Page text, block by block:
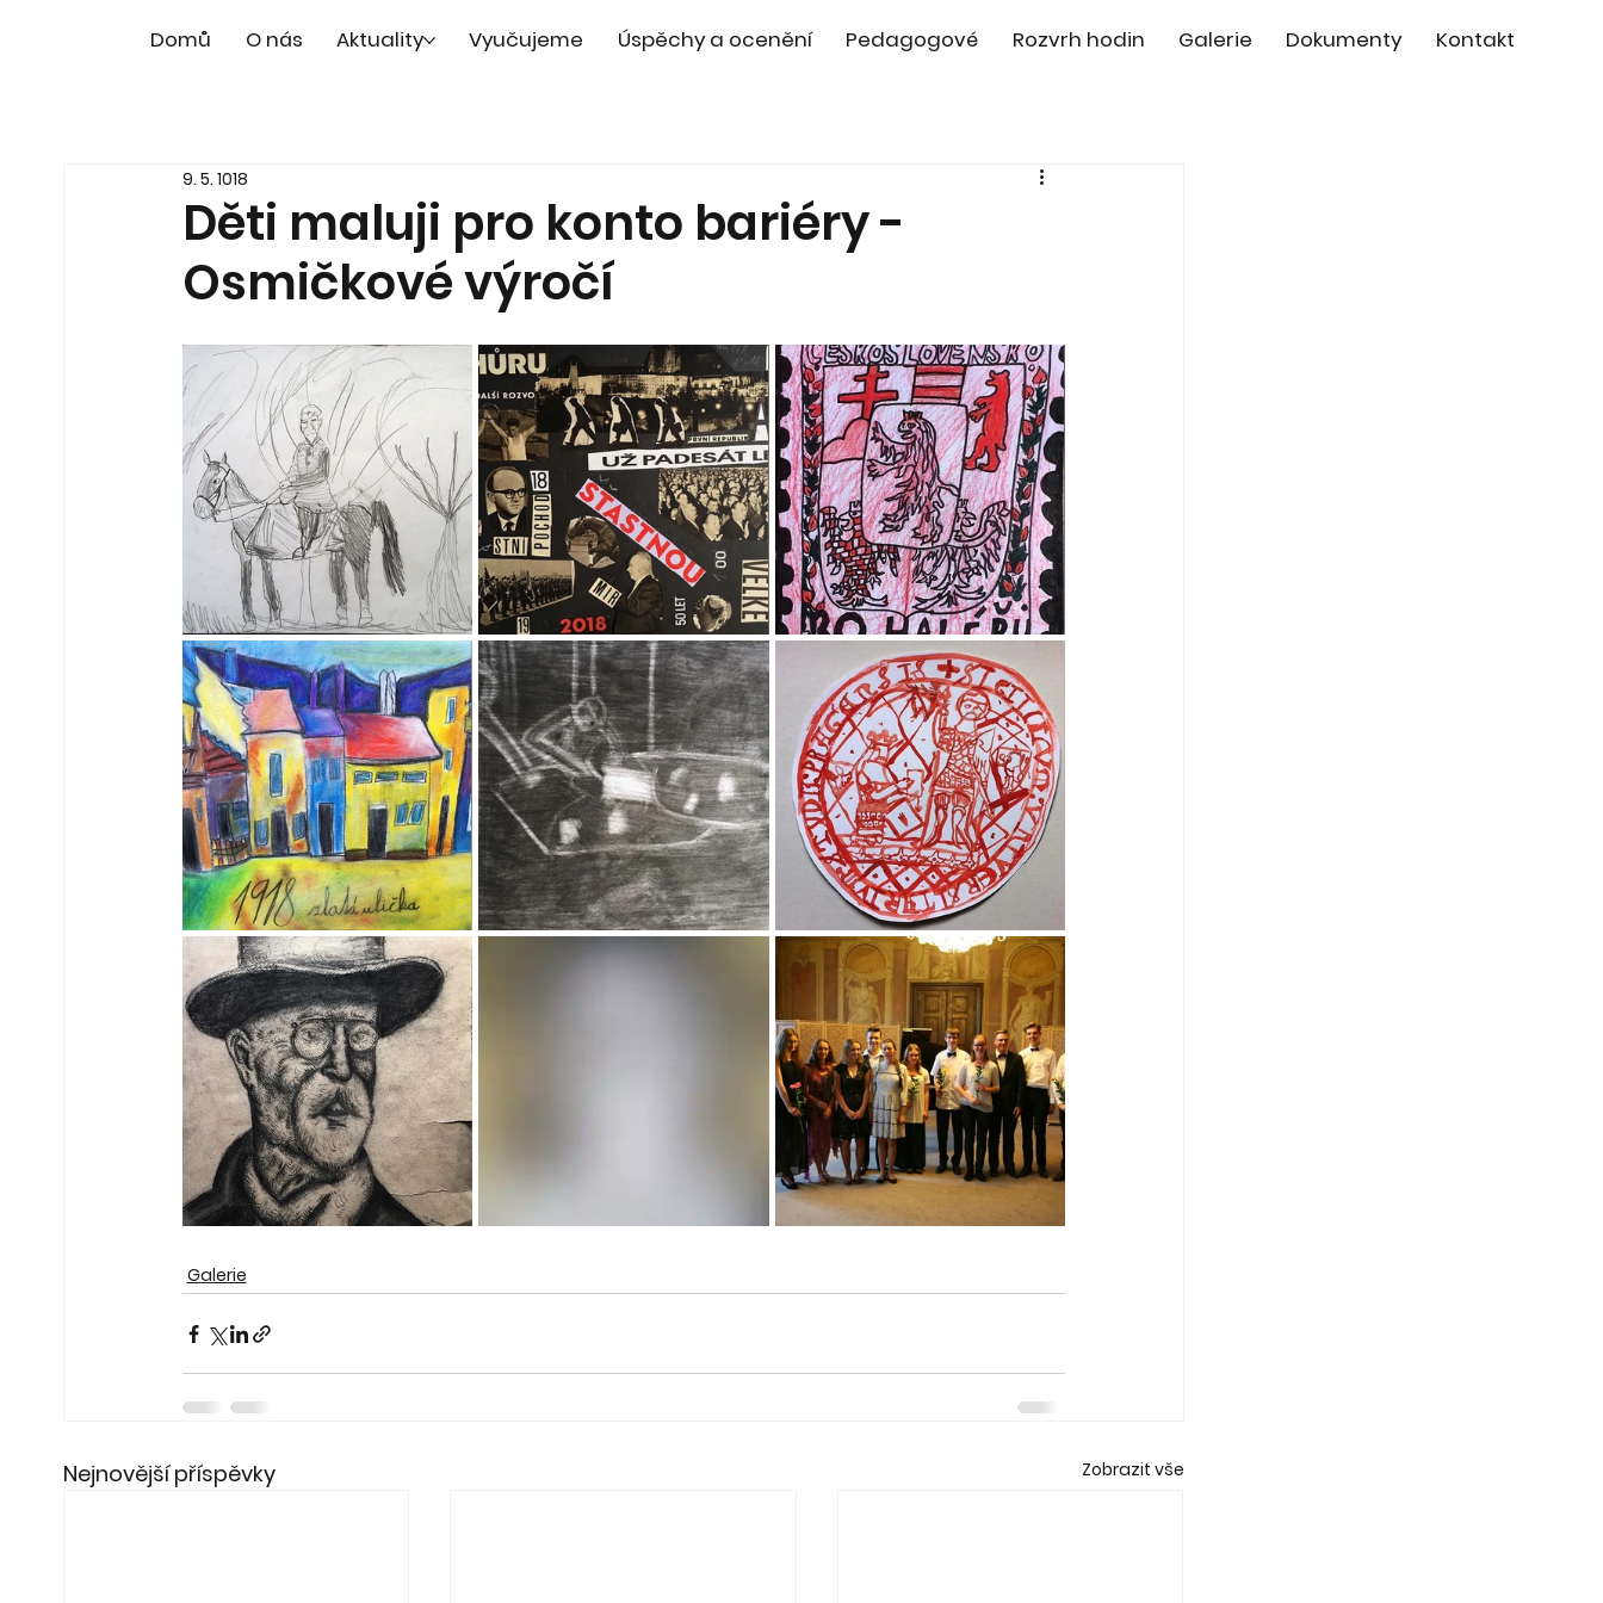
Domů O nás Aktuality Vyučujeme Úspěchy a ocenění Pedagogové Rozvrh hodin Galerie Dokumenty Kontakt
Děti maluji pro konto bariéry -
Osmičkové výročí
9. 5. 1018
Galerie
Nejnovější příspěvky Zobrazit vše